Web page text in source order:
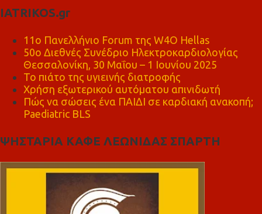
IATRIKOS.gr
11ο Πανελλήνιο Forum της W4O Hellas
50ο Διεθνές Συνέδριο Ηλεκτροκαρδιολογίας
Θεσσαλονίκη, 30 Μαΐου – 1 Ιουνίου 2025
Το πιάτο της υγιεινής διατροφής
Χρήση εξωτερικού αυτόματου απινιδωτή
Πώς να σώσεις ένα ΠΑΙΔΙ σε καρδιακή ανακοπή;
Paediatric BLS
ΨΗΣΤΑΡΙΑ ΚΑΦΕ ΛΕΩΝΙΔΑΣ ΣΠΑΡΤΗ